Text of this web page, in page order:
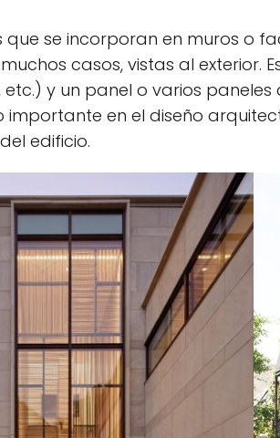
que se incorporan en muros o
casos, vistas al exterior.
y un panel o varios paneles
en el diseño
edificio.